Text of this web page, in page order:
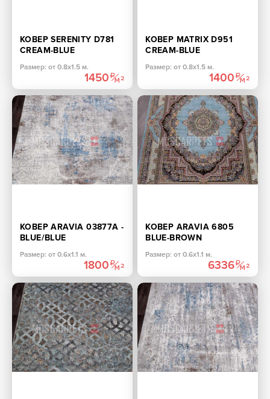
КОВЕР SERENITY D781
CREAM-BLUE
Размер: от 0.8х1.5 м.
1450
КОВЕР MATRIX D951
CREAM-BLUE
Размер: от 0.8х1.5 м.
1400
КОВЕР ARAVIA 03877A -
BLUE/BLUE
Размер: от 0.6х1.1 м.
1800
КОВЕР ARAVIA 6805
BLUE-BROWN
Размер: от 0.6х1.1 м.
6336